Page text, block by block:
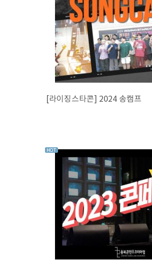
[라이징스타콘] 2024 송캠프